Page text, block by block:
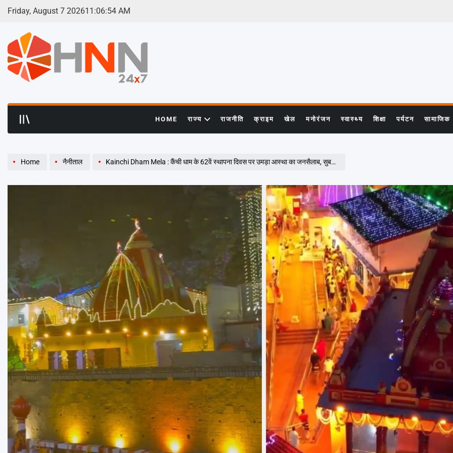
Skip
Friday, August 7 202611 :06:55 AM
HOME राज्य राजनीति क्राइम खेल मनोरंजन स्वास्थ्य शिक्षा पर्यटन सामाजिक
Home नैनीताल Kainchi Dham Mela : कैंची धाम के 62वें स्थापना दिवस पर उमड़ा आस्था का जनसैलाब, सुबह से ही लगी श्रद्धालुओं की लंबी कतारें